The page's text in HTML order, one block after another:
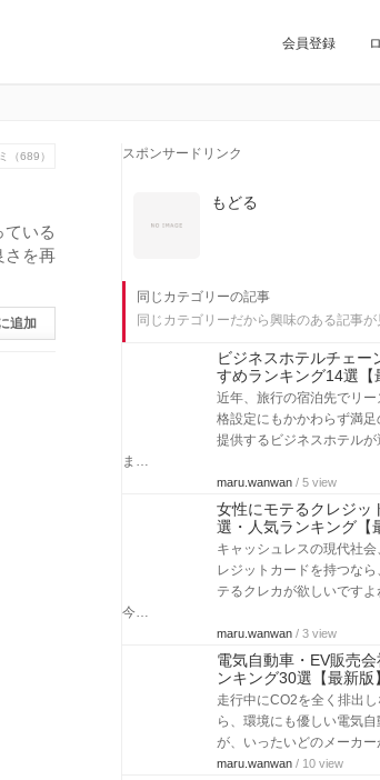
会員登録
（689）
いる
さを再
追加
スポンサードリンク
もどる
同じカテゴリーの記事
同じカテゴリーだから興味のある記事が
ビジネスホテルチェー
すめランキング14選【
近年、旅行の宿泊先でリー
格設定にもかかわらず満足
提供するビジネスホテル
ま…
maru.wanwan / 5 view
女性にモテるクレジッ
選・人気ランキング【
キャッシュレスの現代社会
レジットカードを持つな
テるクレカが欲しいです
今…
maru.wanwan / 3 view
電気自動車・EV販売
ンキング30選【最新版】
走行中にCO2を全く排出
ら、環境にも優しい電気
が、いったいどのメーカ
maru.wanwan / 10 view